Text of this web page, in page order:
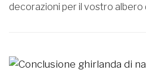
decorazioni per il vostro albero